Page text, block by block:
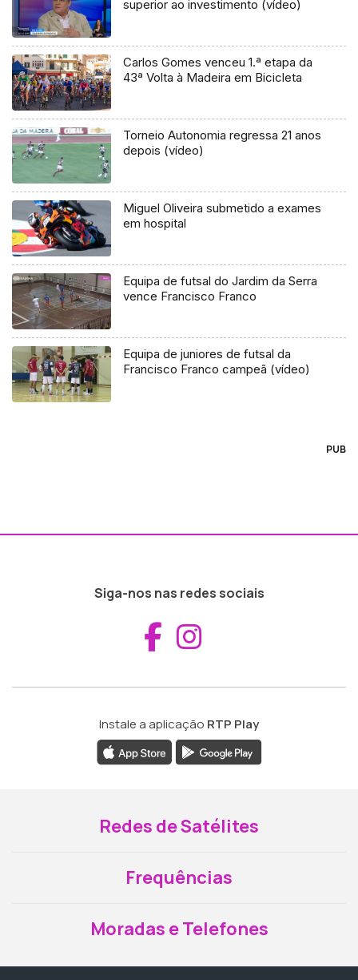
superior ao investimento (vídeo)
Carlos Gomes venceu 1.ª etapa da
43ª Volta à Madeira em Bicicleta
Torneio Autonomia regressa 21 anos
depois (vídeo)
Miguel Oliveira submetido a exames
em hospital
Equipa de futsal do Jardim da Serra
vence Francisco Franco
Equipa de juniores de futsal da
Francisco Franco campeã (vídeo)
PUB
Siga-nos nas redes sociais
Aceder ao
Instale a aplicação RTP Play
Redes de Satélites
Frequências
Moradas e Telefones